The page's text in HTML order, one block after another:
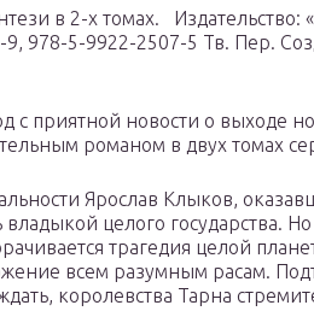
в 2-х томах. Издательство:
9, 978-5-9922-2507-5 Тв. Пер.
с приятной новости о выходе
романом в двух томах
Ярослав Клыков,
целого государства.
трагедия целой
всем разумным расам.
королевства Тарна